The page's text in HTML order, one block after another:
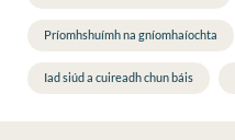
Príomhshuímh na gníomhaíochta
Iad siúd a cuireadh chun báis